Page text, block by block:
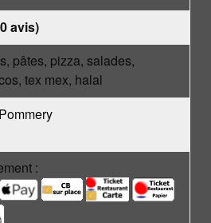
avis)
pâtes, pizza, salades,
tex mex, halal
: